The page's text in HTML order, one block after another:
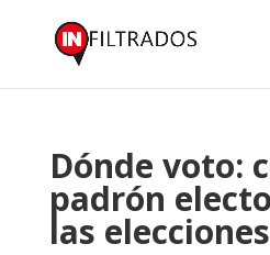
Dónde voto:
padrón
las